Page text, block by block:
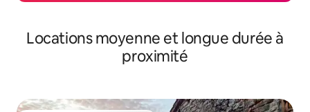
Locations moyenne et longue durée à
proximité